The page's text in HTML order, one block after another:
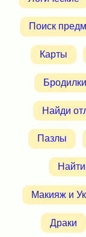
Поиск
Карты
Бродилки
Найди
Пазлы
Макияж и
Драки